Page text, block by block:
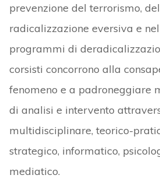
prevenzione del terrorismo,
radicalizzazione eversiva e
programmi di
corsisti concorrono alla
fenomeno e a padroneggiare
di analisi e intervento
multidisciplinare, teorico-
strategico, informatico,
mediatico.